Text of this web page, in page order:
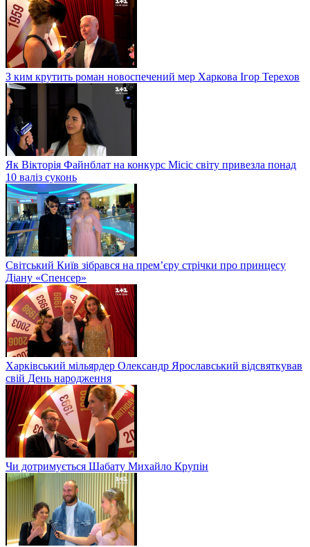
З ким крутить роман новоспечений мер Харкова Ігор Терехов
Як Вікторія Файнблат на конкурс Місіс світу привезла понад
10 валіз суконь
Світський Київ зібрався на прем’єру стрічки про принцесу
Діану «Спенсер»
Харківський мільярдер Олександр Ярославський відсвяткував
свій День народження
Чи дотримується Шабату Михайло Крупін